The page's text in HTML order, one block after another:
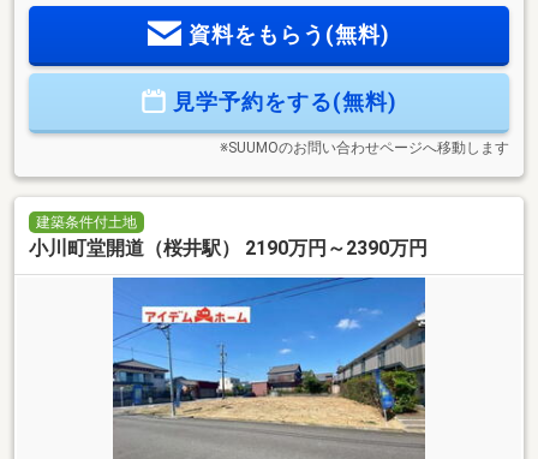
分)◇◆◇◆◇◆◇◆◇◆◇◆◇◆◇◆◇◆◇◆◇◆◇0120-
503-720【通話料無料】へお気軽にお問い合わせください！平
談ください♪未公開物件情報も多数ご用意しております
資料をもらう(無料)
見学予約をする(無料)
※SUUMOのお問い合わせページへ移動します
建築条件付土地
小川町堂開道（桜井駅） 2190万円～2390万円